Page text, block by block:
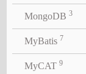
MongoDB 3
MyBatis 7
MyCAT 9